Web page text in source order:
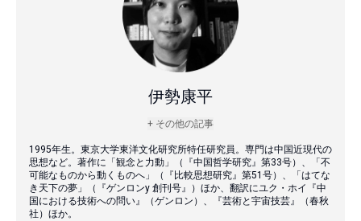
伊勢康平
+ その他の記事
1995年生。東京大学東洋文化研究所特任研究員。専門は中国近現代の
思想など。著作に「観念と力動」（『中国哲学研究』第33号）、「不
可能なものから動くものへ」（『比較思想研究』第51号）、「はてな
き天下の夢」（『ゲンロンy 創刊号』）ほか、翻訳にユク・ホイ『中
国における技術への問い』（ゲンロン）、『芸術と宇宙技芸』（春秋
社）ほか。